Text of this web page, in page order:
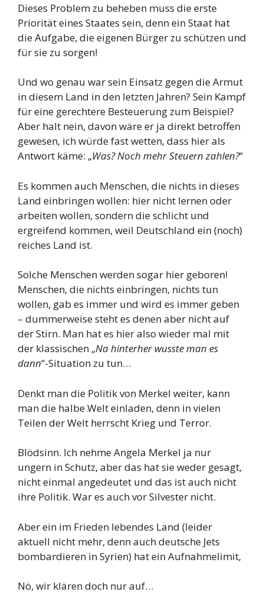
Dieses Problem zu beheben muss die erste
Priorität eines Staates sein, denn ein Staat hat
die Aufgabe, die eigenen Bürger zu schützen und
für sie zu sorgen!
Und wo genau war sein Einsatz gegen die Armut
in diesem Land in den letzten Jahren? Sein Kampf
für eine gerechtere Besteuerung zum Beispiel?
Aber halt nein, davon wäre er ja direkt betroffen
gewesen, ich würde fast wetten, dass hier als
Antwort käme: „Was? Noch mehr Steuern zahlen?“
Es kommen auch Menschen, die nichts in dieses
Land einbringen wollen: hier nicht lernen oder
arbeiten wollen, sondern die schlicht und
ergreifend kommen, weil Deutschland ein (noch)
reiches Land ist.
Solche Menschen werden sogar hier geboren!
Menschen, die nichts einbringen, nichts tun
wollen, gab es immer und wird es immer geben
– dummerweise steht es denen aber nicht auf
der Stirn. Man hat es hier also wieder mal mit
der klassischen „Na hinterher wusste man es
dann“-Situation zu tun…
Denkt man die Politik von Merkel weiter, kann
man die halbe Welt einladen, denn in vielen
Teilen der Welt herrscht Krieg und Terror.
Blödsinn. Ich nehme Angela Merkel ja nur
ungern in Schutz, aber das hat sie weder gesagt,
nicht einmal angedeutet und das ist auch nicht
ihre Politik. War es auch vor Silvester nicht.
Aber ein im Frieden lebendes Land (leider
aktuell nicht mehr, denn auch deutsche Jets
bombardieren in Syrien) hat ein Aufnahmelimit,
Nö, wir klären doch nur auf…